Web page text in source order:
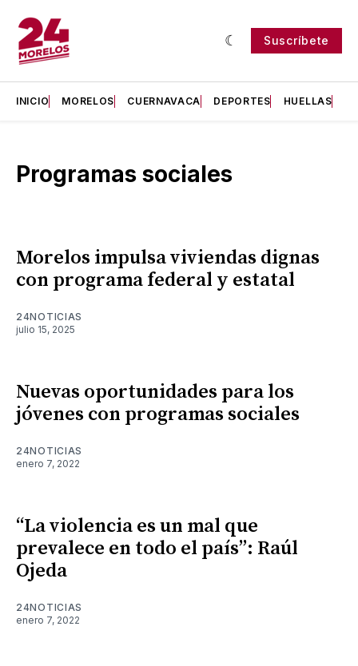
Suscríbete
INICIO MORELOS CUERNAVACA DEPORTES HUELLAS
Programas sociales
Morelos impulsa viviendas dignas
con programa federal y estatal
24NOTICIAS
julio 15, 2025
Nuevas oportunidades para los
jóvenes con programas sociales
24NOTICIAS
enero 7, 2022
“La violencia es un mal que
prevalece en todo el país”: Raúl
Ojeda
24NOTICIAS
enero 7, 2022